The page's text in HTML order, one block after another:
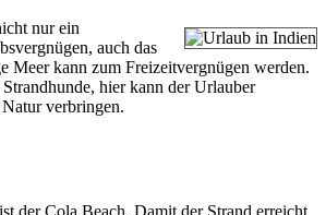
nur ein
auch das
Meer kann zum Freizeitvergnügen werden.
hier kann der Urlauber
verbringen.
der Cola Beach. Damit der Strand erreicht